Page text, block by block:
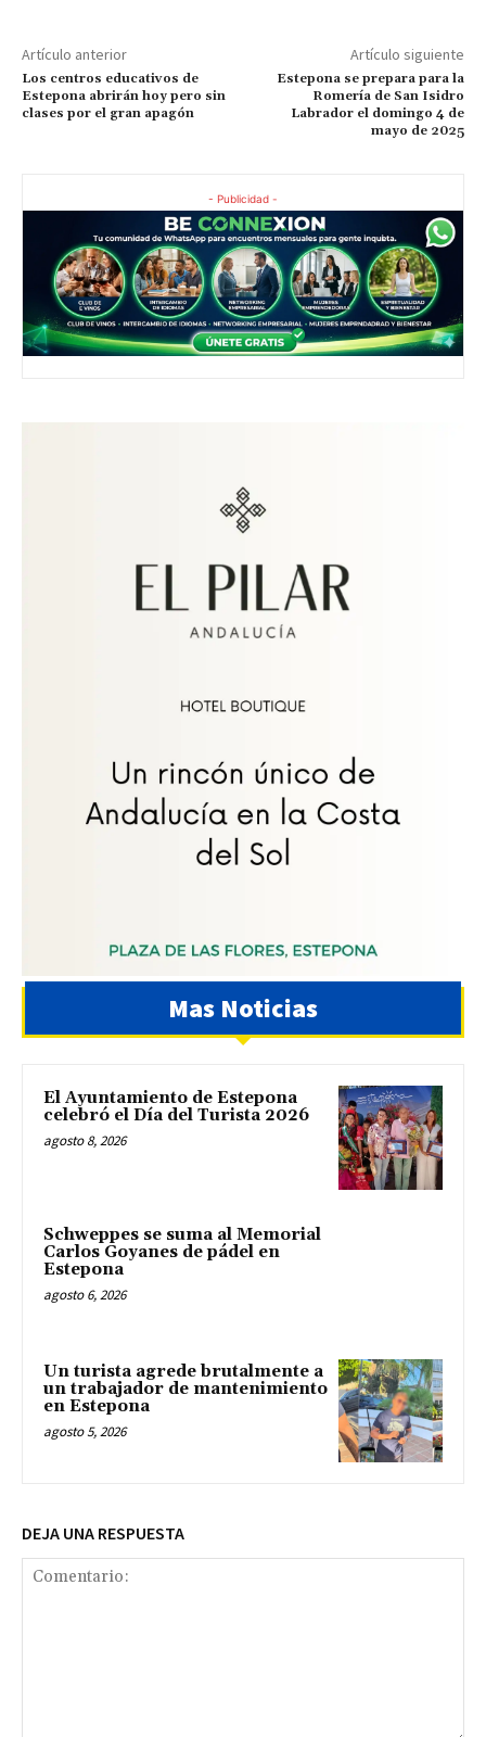
Artículo anterior
Los centros educativos de
Estepona abrirán hoy pero sin
clases por el gran apagón
Artículo siguiente
Estepona se prepara para la
Romería de San Isidro
Labrador el domingo 4 de
mayo de 2025
- Publicidad -
Mas Noticias
El Ayuntamiento de Estepona
celebró el Día del Turista 2026
agosto 8, 2026
Schweppes se suma al Memorial
Carlos Goyanes de pádel en
Estepona
agosto 6, 2026
Un turista agrede brutalmente a
un trabajador de mantenimiento
en Estepona
agosto 5, 2026
DEJA UNA RESPUESTA